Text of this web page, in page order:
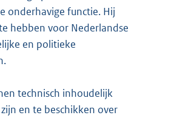
onderhavige functie. Hij
hebben voor Nederlandse
en politieke
technisch inhoudelijk
en te beschikken over